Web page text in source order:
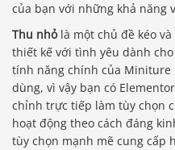
của bạn với những khả năng
Thu nhỏlà một chủ đề kéo
thiết kế với tình yêu dành
tính năng chính của
dùng, vì vậy bạn có
chỉnh trực tiếp làm tùy chọn
hoạt động theo cách đáng
tùy chọn mạnh mẽ cung cấp